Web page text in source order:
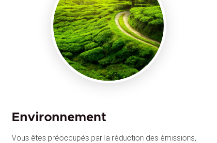
Environnement
Vous êtes préoccupés par la réduction des émissions,